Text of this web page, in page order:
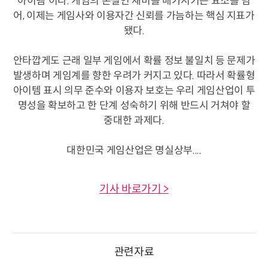
어, 이제는 게임사와 이용자간 신뢰를 가늠하는 핵심 지표가
됐다.
안타깝게도 근래 일부 게임에서 확률 정보 불일치 등 문제가
발생하며 게임계를 향한 우려가 커지고 있다. 따라서 확률형
아이템 표시 의무 준수와 이용자 보호는 우리 게임산업이 투
명성을 확보하고 한 단계 성숙하기 위해 반드시 거쳐야 할
중대한 과제다.
대한민국 게임산업은 명실상부....
기사 바로가기 >
관련자료